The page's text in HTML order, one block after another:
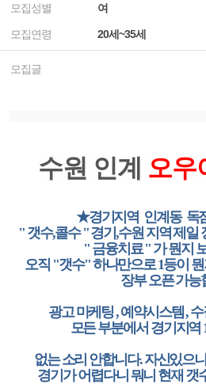
모집성별 여
모집연령 20세~35세
모집글
수원 인계 오우
★경기지역 인계동 독
" 갯수,콜수 " 경기,수원 지역 제일
" 금융치료 " 가 뭔지
오직 "갯수" 하나만으로 1등이
장부 오픈 가
광고 마케팅 , 예약시스템 ,
모든 부분에서 경기지역
없는 소리 안합니다. 자신있으
경기가 어렵다니 뭐니 현재 갯